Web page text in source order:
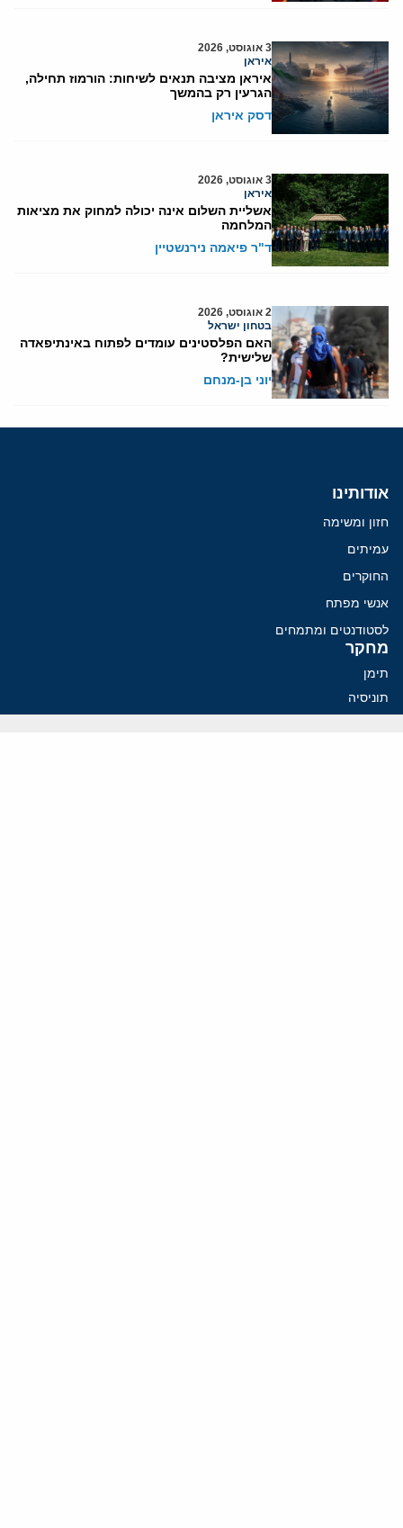
3 אוגוסט, 2026
איראן
איראן מציבה תנאים לשיחות: הורמוז תחילה,
הגרעין רק בהמשך
דסק איראן
3 אוגוסט, 2026
איראן
אשליית השלום אינה יכולה למחוק את מציאות
המלחמה
ד"ר פיאמה נירנשטיין
2 אוגוסט, 2026
בטחון ישראל
האם הפלסטינים עומדים לפתוח באינתיפאדה
שלישית?
יוני בן-מנחם
אודותינו
חזון ומשימה
עמיתים
החוקרים
אנשי מפתח
לסטודנטים ומתמחים
מחקר
תימן
תוניסיה